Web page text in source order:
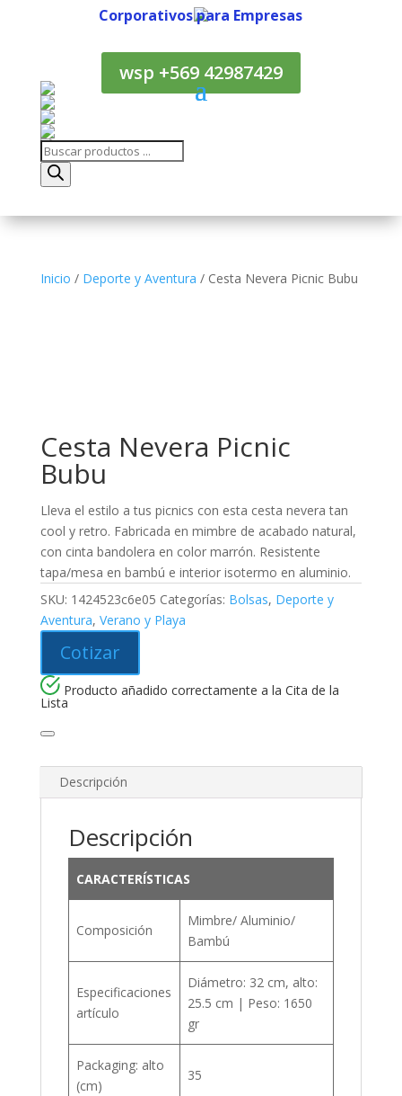
Corporativos para Empresas
wsp +569 42987429
Búsqueda
de
productos
Inicio / Deporte y Aventura / Cesta Nevera Picnic Bubu
Cesta Nevera Picnic
Bubu
Lleva el estilo a tus picnics con esta cesta nevera tan
cool y retro. Fabricada en mimbre de acabado natural,
con cinta bandolera en color marrón. Resistente
tapa/mesa en bambú e interior isotermo en aluminio.
SKU: 1424523c6e05 Categorías: Bolsas, Deporte y
Aventura, Verano y Playa
Cotizar
Producto añadido correctamente a la Cita de la
Lista
Descripción
Descripción
CARACTERÍSTICAS
Composición
Mimbre/ Aluminio/
Bambú
Especificaciones
artículo
Diámetro: 32 cm, alto:
25.5 cm | Peso: 1650
gr
Packaging: alto
(cm)
35